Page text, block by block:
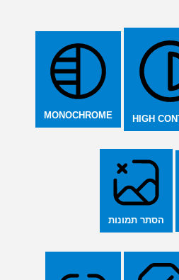
HIGH
MONOCHROME
הסתר תמונות